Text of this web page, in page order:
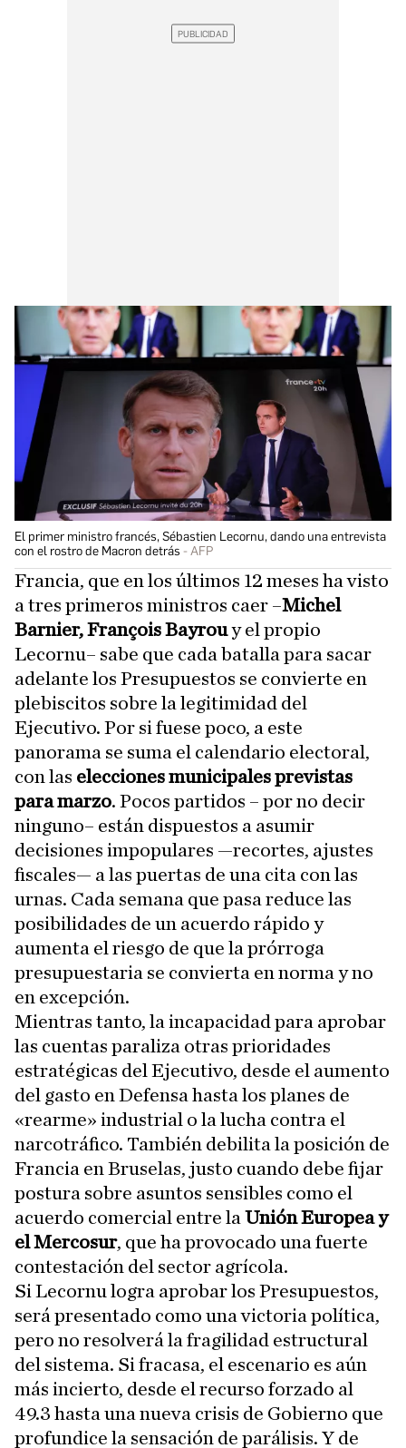
El primer ministro francés, Sébastien Lecornu, dando una entrevista
con el rostro de Macron detrás
AFP
Francia, que en los últimos 12 meses ha visto
a tres primeros ministros caer –Michel
Barnier, François Bayrouy el propio
Lecornu– sabe que cada batalla para sacar
adelante los Presupuestos se convierte en
plebiscitos sobre la legitimidad del
Ejecutivo. Por si fuese poco, a este
panorama se suma el calendario electoral,
con las elecciones municipales previstas
para marzo. Pocos partidos – por no decir
ninguno– están dispuestos a asumir
decisiones impopulares —recortes, ajustes
fiscales— a las puertas de una cita con las
urnas. Cada semana que pasa reduce las
posibilidades de un acuerdo rápido y
aumenta el riesgo de que la prórroga
presupuestaria se convierta en norma y no
en excepción.
Mientras tanto, la incapacidad para aprobar
las cuentas paraliza otras prioridades
estratégicas del Ejecutivo, desde el aumento
del gasto en Defensa hasta los planes de
«rearme» industrial o la lucha contra el
narcotráfico. También debilita la posición de
Francia en Bruselas, justo cuando debe fijar
postura sobre asuntos sensibles como el
acuerdo comercial entre la Unión Europea y
el Mercosur, que ha provocado una fuerte
contestación del sector agrícola.
Si Lecornu logra aprobar los Presupuestos,
será presentado como una victoria política,
pero no resolverá la fragilidad estructural
del sistema. Si fracasa, el escenario es aún
más incierto, desde el recurso forzado al
49.3 hasta una nueva crisis de Gobierno que
profundice la sensación de parálisis. Y de